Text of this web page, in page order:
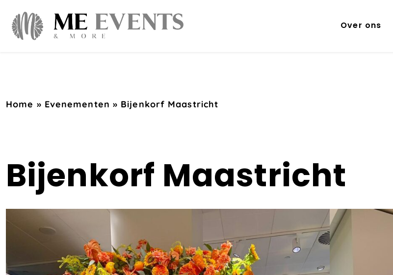
Over ons
Home » Evenementen » Bijenkorf Maastricht
Bijenkorf Maastricht